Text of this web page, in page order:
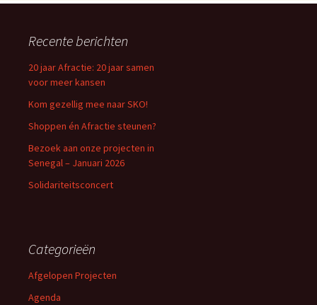
Recente berichten
20 jaar Afractie: 20 jaar samen
voor meer kansen
Kom gezellig mee naar SKO!
Shoppen én Afractie steunen?
Bezoek aan onze projecten in
Senegal – Januari 2026
Solidariteitsconcert
Categorieën
Afgelopen Projecten
Agenda